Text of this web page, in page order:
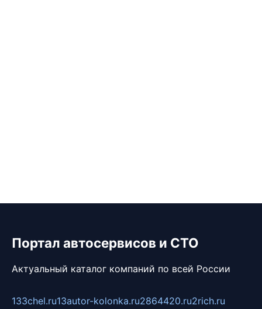
Портал автосервисов и СТО
Актуальный каталог компаний по всей России
133chel.ru13autor-kolonka.ru2864420.ru2rich.ru